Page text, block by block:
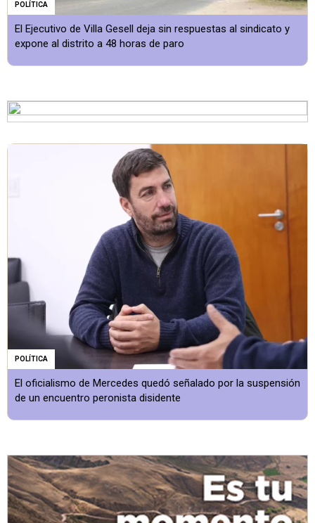
POLÍTICA
El Ejecutivo de Villa Gesell deja sin respuestas al sindicato y
expone al distrito a 48 horas de paro
POLÍTICA
El oficialismo de Mercedes quedó señalado por la suspensión
de un encuentro peronista disidente